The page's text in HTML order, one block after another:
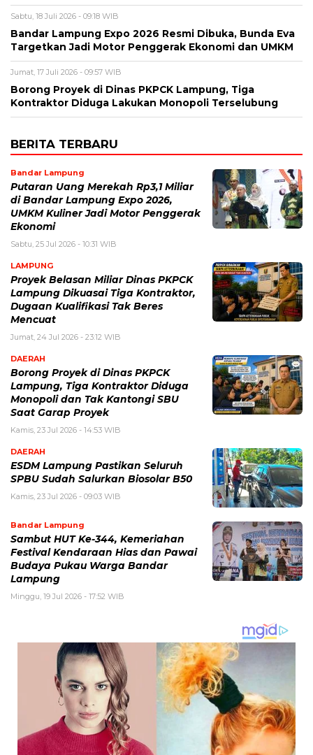
Sabtu, 18 Juli 2026 - 09:18 WIB
Bandar Lampung Expo 2026 Resmi Dibuka, Bunda Eva
Targetkan Jadi Motor Penggerak Ekonomi dan UMKM
Jumat, 17 Juli 2026 - 09:57 WIB
Borong Proyek di Dinas PKPCK Lampung, Tiga
Kontraktor Diduga Lakukan Monopoli Terselubung
BERITA TERBARU
Bandar Lampung
Putaran Uang Merekah Rp3,1 Miliar
di Bandar Lampung Expo 2026,
UMKM Kuliner Jadi Motor Penggerak
Ekonomi
Sabtu, 25 Jul 2026 - 10:31 WIB
LAMPUNG
Proyek Belasan Miliar Dinas PKPCK
Lampung Dikuasai Tiga Kontraktor,
Dugaan Kualifikasi Tak Beres
Mencuat
Jumat, 24 Jul 2026 - 23:12 WIB
DAERAH
Borong Proyek di Dinas PKPCK
Lampung, Tiga Kontraktor Diduga
Monopoli dan Tak Kantongi SBU
Saat Garap Proyek
Kamis, 23 Jul 2026 - 14:53 WIB
DAERAH
ESDM Lampung Pastikan Seluruh
SPBU Sudah Salurkan Biosolar B50
Kamis, 23 Jul 2026 - 09:03 WIB
Bandar Lampung
Sambut HUT Ke-344, Kemeriahan
Festival Kendaraan Hias dan Pawai
Budaya Pukau Warga Bandar
Lampung
Minggu, 19 Jul 2026 - 17:52 WIB